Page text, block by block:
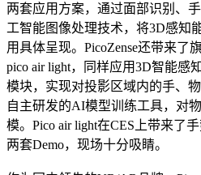
两套应用方案，通过面部识别、
工智能图像处理技术，将3D感知
用具体呈现。PicoZense还带来了
pico air light，同样应用3D智能感
模块，实现对投影区域内的手、
自主研发的AI模型训练工具，对
模。Pico air light在CES上带来了
两套Demo，现场十分吸睛。